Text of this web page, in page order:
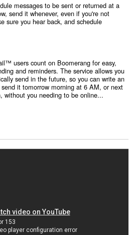
messages to be sent or returned at a
send it whenever, even if you're not
sure you hear back, and schedule
users count on Boomerang for easy,
and reminders. The service allows you
send in the future, so you can write an
it tomorrow morning at 6 AM, or next
without you needing to be online...